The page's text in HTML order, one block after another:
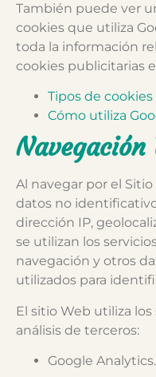
También puede ver
cookies que utiliza
toda la información
cookies publicitarias
Tipos de
Cómo utiliza
Navegación
Al navegar por el
datos no
dirección IP,
se utilizan los
navegación y otros
utilizados para
El sitio Web utiliza
análisis de terceros:
Google Analytics.